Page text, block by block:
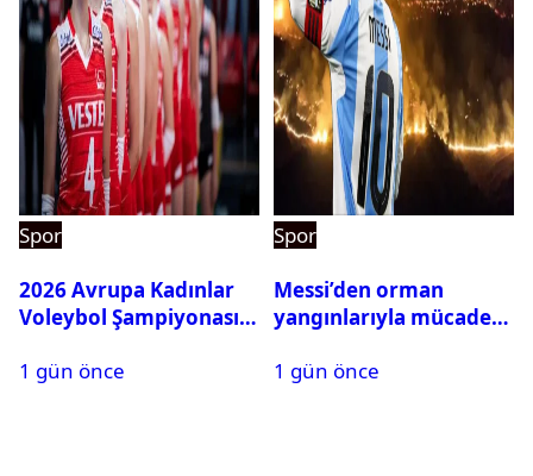
Spor
2026 Avrupa Kadınlar
Voleybol Şampiyonası
1 gün önce
Spor
Messi’den orman
yangınlarıyla mücadele
1 gün önce